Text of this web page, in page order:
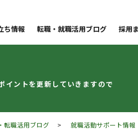
ち情報 転職・就職活用ブログ 採用
イントを更新していきますので
転職活用ブログ >就職活動サポート情報